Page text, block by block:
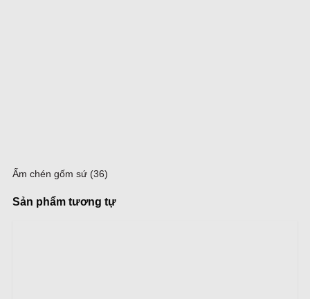
Ấm chén gốm sứ (36)
Sản phẩm tương tự